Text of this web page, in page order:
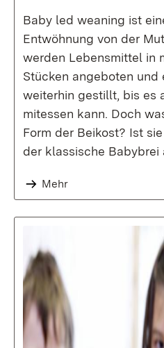
Baby led weaning ist
Entwöhnung von der
werden Lebensmittel in
Stücken angeboten und
weiterhin gestillt, bis es
mitessen kann. Doch
Form der Beikost? Ist
der klassische Babybrei
Mehr